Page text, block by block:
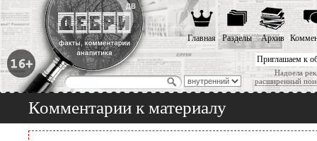
Приглашаем к
Надоела
расширенный
Главная Разделы Архив
Комментарии к материалу